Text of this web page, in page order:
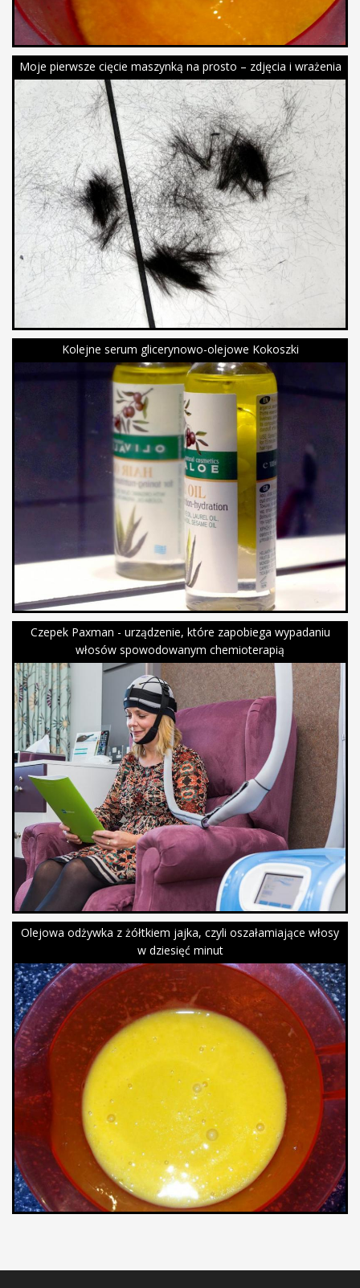
Moje pierwsze cięcie maszynką na prosto – zdjęcia i wrażenia
Kolejne serum glicerynowo-olejowe Kokoszki
Czepek Paxman - urządzenie, które zapobiega wypadaniu
włosów spowodowanym chemioterapią
Olejowa odżywka z żółtkiem jajka, czyli oszałamiające włosy
w dziesięć minut